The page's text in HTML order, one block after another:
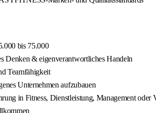
bis 75.000
Denken & eigenverantwortliches Handeln
Teamfähigkeit
Unternehmen aufzubauen
in Fitness, Dienstleistung, Management oder